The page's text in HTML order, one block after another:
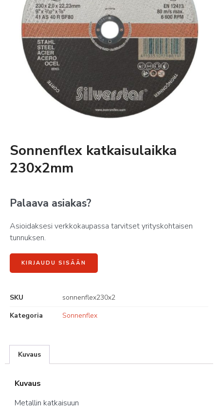
Sonnenflex katkaisulaikka
230x2mm
Palaava asiakas?
Asioidaksesi verkkokaupassa tarvitset yrityskohtaisen
tunnuksen.
KIRJAUDU SISÄÄN
SKU
sonnenflex230x2
Kategoria
Sonnenflex
Kuvaus
Kuvaus
Metallin katkaisuun